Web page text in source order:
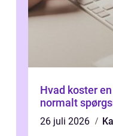
Hvad koster
normalt
26 juli 2026